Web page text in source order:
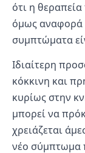
ότι η θεραπεία
όμως αναφορά
συμπτώματα
Ιδιαίτερη
κόκκινη και
κυρίως στην
μπορεί να
χρειάζεται
νέο σύμπτωμα